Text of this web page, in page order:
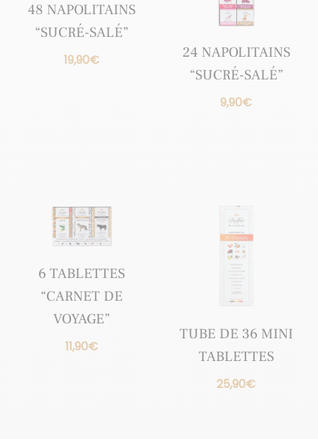
48 NAPOLITAINS
“SUCRÉ-SALÉ”
19,90€
24 NAPOLITAINS
“SUCRÉ-SALÉ”
9,90€
6 TABLETTES
“CARNET DE
VOYAGE”
11,90€
TUBE DE 36 MINI
TABLETTES
25,90€